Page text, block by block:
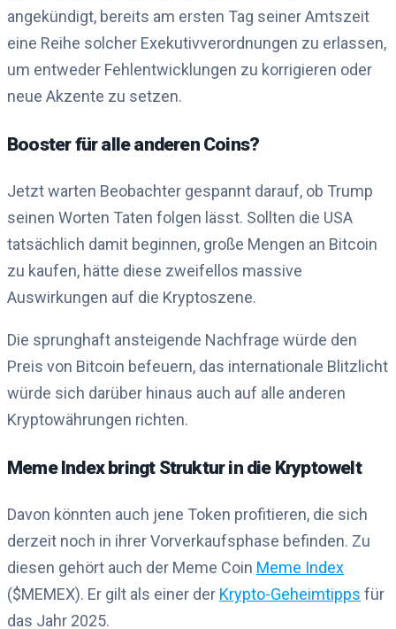
angekündigt, bereits am ersten Tag seiner Amtszeit
eine Reihe solcher Exekutivverordnungen zu erlassen,
um entweder Fehlentwicklungen zu korrigieren oder
neue Akzente zu setzen.
Booster für alle anderen Coins?
Jetzt warten Beobachter gespannt darauf, ob Trump
seinen Worten Taten folgen lässt. Sollten die USA
tatsächlich damit beginnen, große Mengen an Bitcoin
zu kaufen, hätte diese zweifellos massive
Auswirkungen auf die Kryptoszene.
Die sprunghaft ansteigende Nachfrage würde den
Preis von Bitcoin befeuern, das internationale Blitzlicht
würde sich darüber hinaus auch auf alle anderen
Kryptowährungen richten.
Meme Index bringt Struktur in die Kryptowelt
Davon könnten auch jene Token profitieren, die sich
derzeit noch in ihrer Vorverkaufsphase befinden. Zu
diesen gehört auch der Meme Coin Meme Index
($MEMEX). Er gilt als einer der Krypto-Geheimtipps für
das Jahr 2025.